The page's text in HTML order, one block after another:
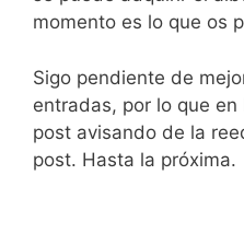
momento es lo que os
Sigo pendiente de
entradas, por lo que
post avisando de la
post. Hasta la próxima.